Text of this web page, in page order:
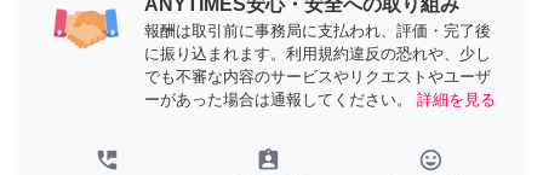
ANYTIMES安心・安全への取り組み
報酬は取引前に事務局に支払われ、評価・完了後
に振り込まれます。利用規約違反の恐れや、少し
でも不審な内容のサービスやリクエストやユーザ
ーがあった場合は通報してください。
詳細を見る
perm_phone_msg assignment_ind tag_faces